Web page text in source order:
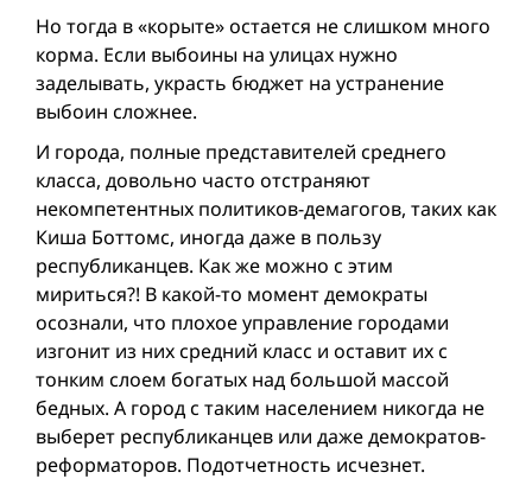
Но тогда в «корыте» остается не слишком много
корма. Если выбоины на улицах нужно
заделывать, украсть бюджет на устранение
выбоин сложнее.
И города, полные представителей среднего
класса, довольно часто отстраняют
некомпетентных политиков-демагогов, таких как
Киша Боттомс, иногда даже в пользу
республиканцев. Как же можно с этим
мириться?! В какой-то момент демократы
осознали, что плохое управление городами
изгонит из них средний класс и оставит их с
тонким слоем богатых над большой массой
бедных. А город с таким населением никогда не
выберет республиканцев или даже демократов-
реформаторов. Подотчетность исчезнет.